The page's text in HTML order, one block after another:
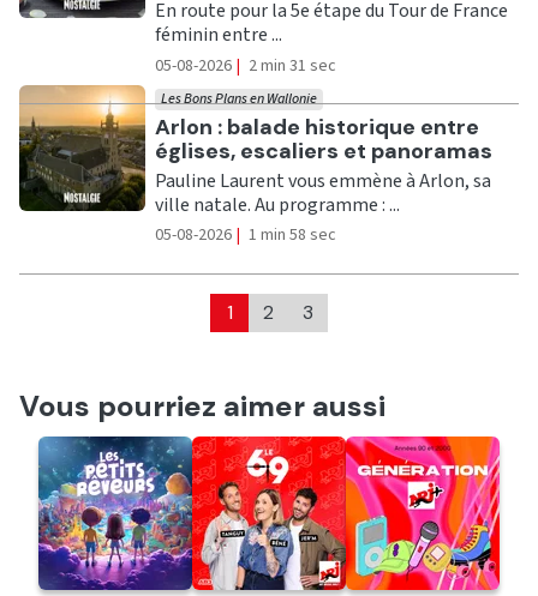
En route pour la 5e étape du Tour de France
féminin entre ...
05-08-2026 | 2 min 31 sec
Ecouter
Arlon : balade historique entre
églises, escaliers et panoramas
Les Bons Plans en Wallonie
Pauline Laurent vous emmène à Arlon, sa
ville natale. Au programme : ...
05-08-2026 | 1 min 58 sec
1 2 3
Vous pourriez aimer aussi